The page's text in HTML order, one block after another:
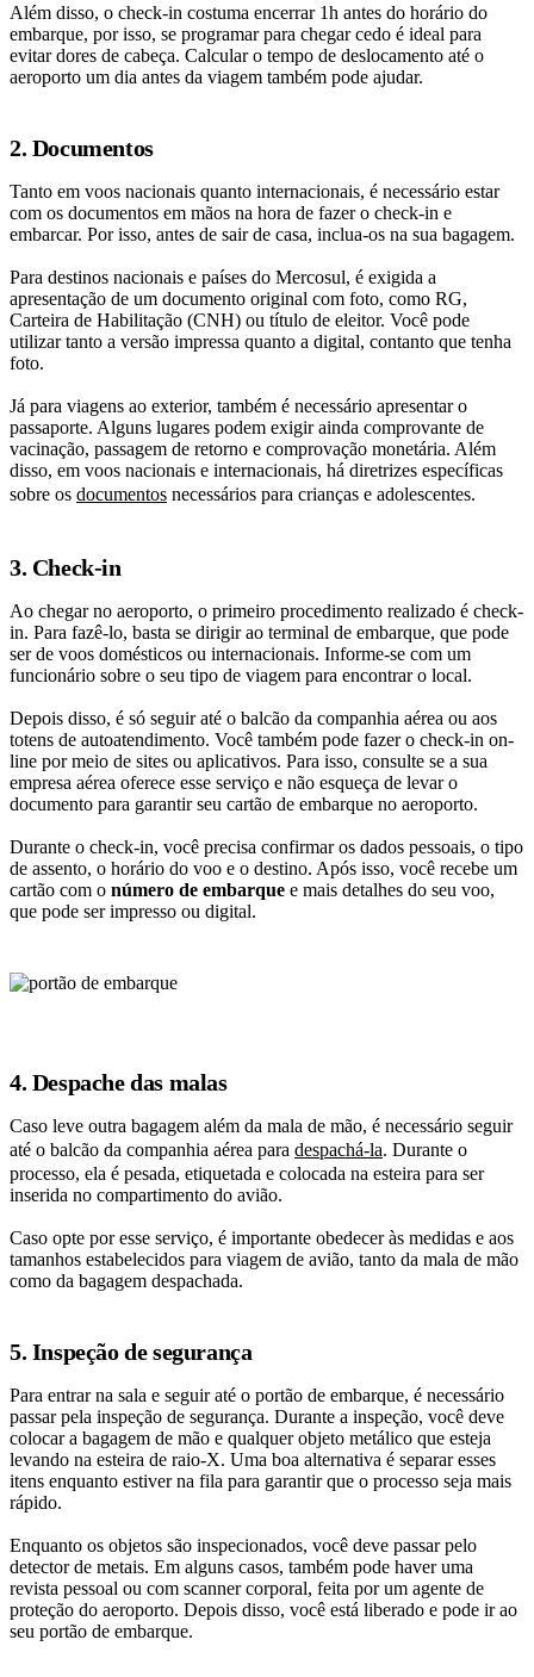
Além disso, o check-in costuma encerrar 1h antes do horário do
embarque, por isso, se programar para chegar cedo é ideal para
evitar dores de cabeça. Calcular o tempo de deslocamento até o
aeroporto um dia antes da viagem também pode ajudar.
2. Documentos
Tanto em voos nacionais quanto internacionais, é necessário estar
com os documentos em mãos na hora de fazer o check-in e
embarcar. Por isso, antes de sair de casa, inclua-os na sua bagagem.
Para destinos nacionais e países do Mercosul, é exigida a
apresentação de um documento original com foto, como RG,
Carteira de Habilitação (CNH) ou título de eleitor. Você pode
utilizar tanto a versão impressa quanto a digital, contanto que tenha
foto.
Já para viagens ao exterior, também é necessário apresentar o
passaporte. Alguns lugares podem exigir ainda comprovante de
vacinação, passagem de retorno e comprovação monetária. Além
disso, em voos nacionais e internacionais, há diretrizes específicas
sobre os documentos necessários para crianças e adolescentes.
3. Check-in
Ao chegar no aeroporto, o primeiro procedimento realizado é check-
in. Para fazê-lo, basta se dirigir ao terminal de embarque, que pode
ser de voos domésticos ou internacionais. Informe-se com um
funcionário sobre o seu tipo de viagem para encontrar o local.
Depois disso, é só seguir até o balcão da companhia aérea ou aos
totens de autoatendimento. Você também pode fazer o check-in on-
line por meio de sites ou aplicativos. Para isso, consulte se a sua
empresa aérea oferece esse serviço e não esqueça de levar o
documento para garantir seu cartão de embarque no aeroporto.
Durante o check-in, você precisa confirmar os dados pessoais, o tipo
de assento, o horário do voo e o destino. Após isso, você recebe um
cartão com o número de embarque e mais detalhes do seu voo,
que pode ser impresso ou digital.
4. Despache das malas
Caso leve outra bagagem além da mala de mão, é necessário seguir
até o balcão da companhia aérea para despachá-la. Durante o
processo, ela é pesada, etiquetada e colocada na esteira para ser
inserida no compartimento do avião.
Caso opte por esse serviço, é importante obedecer às medidas e aos
tamanhos estabelecidos para viagem de avião, tanto da mala de mão
como da bagagem despachada.
5. Inspeção de segurança
Para entrar na sala e seguir até o portão de embarque, é necessário
passar pela inspeção de segurança. Durante a inspeção, você deve
colocar a bagagem de mão e qualquer objeto metálico que esteja
levando na esteira de raio-X. Uma boa alternativa é separar esses
itens enquanto estiver na fila para garantir que o processo seja mais
rápido.
Enquanto os objetos são inspecionados, você deve passar pelo
detector de metais. Em alguns casos, também pode haver uma
revista pessoal ou com scanner corporal, feita por um agente de
proteção do aeroporto. Depois disso, você está liberado e pode ir ao
seu portão de embarque.